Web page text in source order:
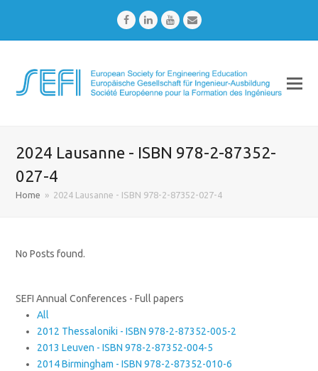
FacebookLinkedInYoutubeEmail
2024 Lausanne - ISBN 978-2-87352-
027-4
Home » 2024 Lausanne - ISBN 978-2-87352-027-4
No Posts found.
SEFI Annual Conferences - Full papers
All
2012 Thessaloniki - ISBN 978-2-87352-005-2
2013 Leuven - ISBN 978-2-87352-004-5
2014 Birmingham - ISBN 978-2-87352-010-6